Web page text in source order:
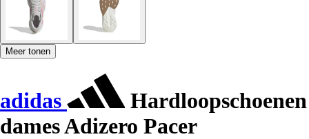
Meer tonen
adidas
Hardloopschoenen
dames Adizero Pacer